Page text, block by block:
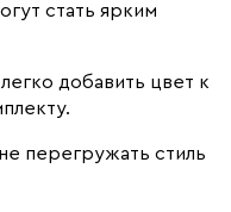
стать ярким
добавить цвет к
перегружать стиль